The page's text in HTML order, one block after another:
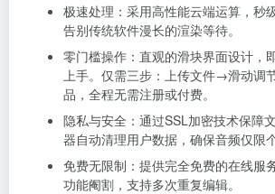
极速处理：采用高性能云端运算，秒
告别传统软件漫长的渲染等待。
零门槛操作：直观的滑块界面设计，
上手。仅需三步：上传文件→滑动调
品，全程无需注册或付费。
隐私与安全：通过SSL加密技术保障
器自动清理用户数据，确保音频仅限
免费无限制：提供完全免费的在线服
功能阉割，支持多次重复编辑。